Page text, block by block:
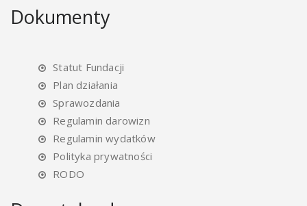
Dokumenty
Statut Fundacji
Plan działania
Sprawozdania
Regulamin darowizn
Regulamin wydatków
Polityka prywatności
RODO